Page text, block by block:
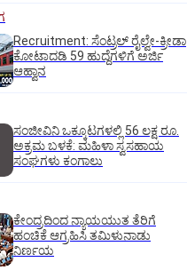
Recruitment: ಸೆಂಟ್ರಲ್‌ ರೈಲ್ವೇ-ಕ್ರೀಡಾ
ಕೋಟಾದಡಿ 59 ಹುದ್ದೆಗಳಿಗೆ ಅರ್ಜಿ
ಆಹ್ವಾನ
ಸಂಜೀವಿನಿ ಒಕ್ಕೂಟಗಳಲ್ಲಿ 56 ಲಕ್ಷ ರೂ.
ಅಕ್ರಮ ಬಳಕೆ: ಮಹಿಳಾ ಸ್ವಸಹಾಯ
ಸಂಘಗಳು ಕಂಗಾಲು
ಕೇಂದ್ರದಿಂದ ನ್ಯಾಯಯುತ ತೆರಿಗೆ
ಹಂಚಿಕೆ ಆಗ್ರಹಿಸಿ ತಮಿಳುನಾಡು
ನಿರ್ಣಯ